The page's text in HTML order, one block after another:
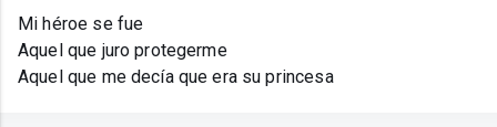
Mi héroe se fue
Aquel que juro protegerme
Aquel que me decía que era su princesa